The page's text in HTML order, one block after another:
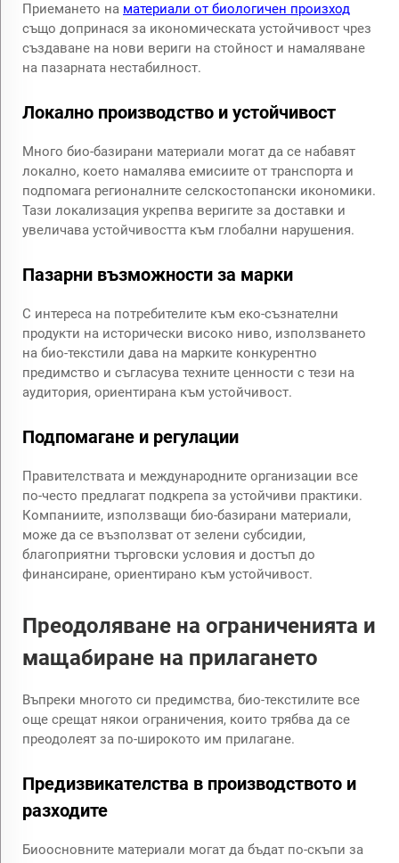
Приемането на материали от биологичен произход
също допринася за икономическата устойчивост чрез
създаване на нови вериги на стойност и намаляване
на пазарната нестабилност.
Локално производство и устойчивост
Много био-базирани материали могат да се набавят
локално, което намалява емисиите от транспорта и
подпомага регионалните селскостопански икономики.
Тази локализация укрепва веригите за доставки и
увеличава устойчивостта към глобални нарушения.
Пазарни възможности за марки
С интереса на потребителите към еко-съзнателни
продукти на исторически високо ниво, използването
на био-текстили дава на марките конкурентно
предимство и съгласува техните ценности с тези на
аудитория, ориентирана към устойчивост.
Подпомагане и регулации
Правителствата и международните организации все
по-често предлагат подкрепа за устойчиви практики.
Компаниите, използващи био-базирани материали,
може да се възползват от зелени субсидии,
благоприятни търговски условия и достъп до
финансиране, ориентирано към устойчивост.
Преодоляване на ограниченията и
мащабиране на прилагането
Въпреки многото си предимства, био-текстилите все
още срещат някои ограничения, които трябва да се
преодолеят за по-широкото им прилагане.
Предизвикателства в производството и
разходите
Биоосновните материали могат да бъдат по-скъпи за